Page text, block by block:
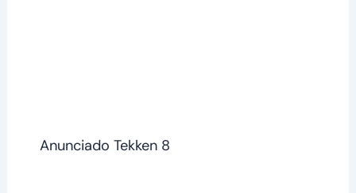
Anunciado Tekken 8